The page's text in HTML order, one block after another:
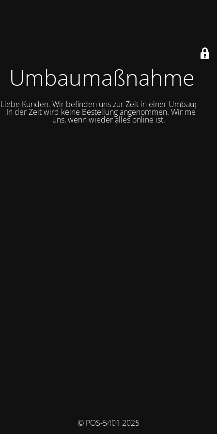
Umbaumaßnahmen
Liebe Kunden. Wir befinden uns zur Zeit in einer Umbauphase.
In der Zeit wird keine Bestellung angenommen. Wir melden
uns, wenn wieder alles online ist.
© POS-5401 2025